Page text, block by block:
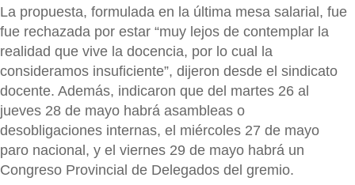
La propuesta, formulada en la última mesa salarial, fue
fue rechazada por estar “muy lejos de contemplar la
realidad que vive la docencia, por lo cual la
consideramos insuficiente”, dijeron desde el sindicato
docente. Además, indicaron que del martes 26 al
jueves 28 de mayo habrá asambleas o
desobligaciones internas, el miércoles 27 de mayo
paro nacional, y el viernes 29 de mayo habrá un
Congreso Provincial de Delegados del gremio.